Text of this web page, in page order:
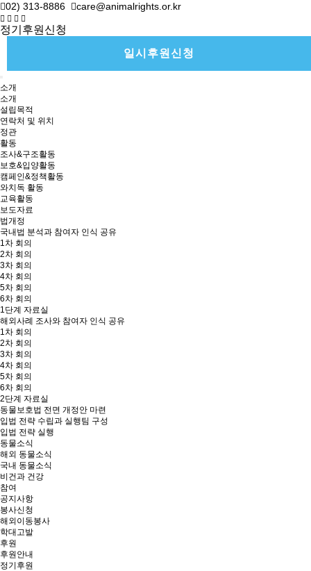
02) 313-8886 care@animalrights.or.kr
정기후원신청
일시후원신청
소개
소개
설립목적
연락처 및 위치
정관
활동
조사&구조활동
보호&입양활동
캠페인&정책활동
와치독 활동
교육활동
보도자료
법개정
국내법 분석과 참여자 인식 공유
1차 회의
2차 회의
3차 회의
4차 회의
5차 회의
6차 회의
1단계 자료실
해외사례 조사와 참여자 인식 공유
1차 회의
2차 회의
3차 회의
4차 회의
5차 회의
6차 회의
2단계 자료실
동물보호법 전면 개정안 마련
입법 전략 수립과 실행팀 구성
입법 전략 실행
동물소식
해외 동물소식
국내 동물소식
비건과 건강
참여
공지사항
봉사신청
해외이동봉사
학대고발
후원
후원안내
정기후원